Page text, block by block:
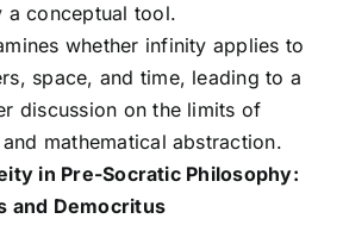
a conceptual tool.
whether infinity applies to
space, and time, leading to a
discussion on the limits of
mathematical abstraction.
in Pre-Socratic Philosophy:
and Democritus